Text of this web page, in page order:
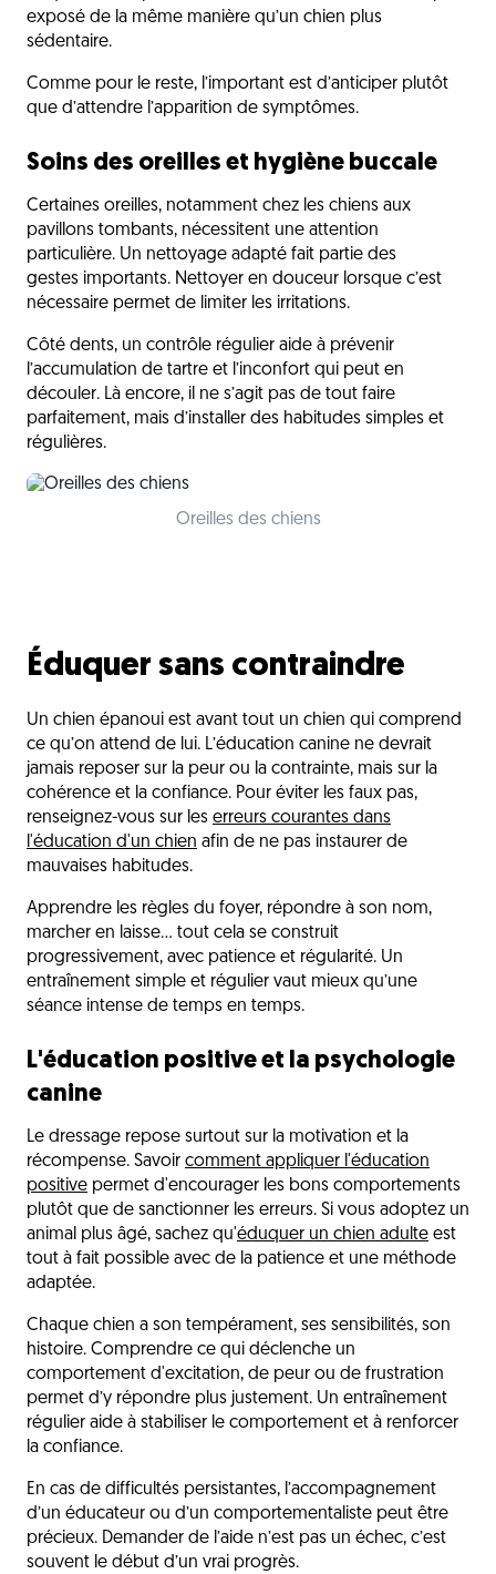
exposé de la même manière qu’un chien plus
sédentaire.
Comme pour le reste, l’important est d’anticiper plutôt
que d’attendre l’apparition de symptômes.
Soins des oreilles et hygiène buccale
Certaines oreilles, notamment chez les chiens aux
pavillons tombants, nécessitent une attention
particulière. Un nettoyage adapté fait partie des
gestes importants. Nettoyer en douceur lorsque c’est
nécessaire permet de limiter les irritations.
Côté dents, un contrôle régulier aide à prévenir
l’accumulation de tartre et l’inconfort qui peut en
découler. Là encore, il ne s’agit pas de tout faire
parfaitement, mais d’installer des habitudes simples et
régulières.
Oreilles des chiens
Éduquer sans contraindre
Un chien épanoui est avant tout un chien qui comprend
ce qu’on attend de lui. L’éducation canine ne devrait
jamais reposer sur la peur ou la contrainte, mais sur la
cohérence et la confiance. Pour éviter les faux pas,
renseignez-vous sur les erreurs courantes dans
l'éducation d'un chien afin de ne pas instaurer de
mauvaises habitudes.
Apprendre les règles du foyer, répondre à son nom,
marcher en laisse… tout cela se construit
progressivement, avec patience et régularité. Un
entraînement simple et régulier vaut mieux qu’une
séance intense de temps en temps.
L'éducation positive et la psychologie
canine
Le dressage repose surtout sur la motivation et la
récompense. Savoir comment appliquer l'éducation
positive permet d'encourager les bons comportements
plutôt que de sanctionner les erreurs. Si vous adoptez un
animal plus âgé, sachez qu'éduquer un chien adulte est
tout à fait possible avec de la patience et une méthode
adaptée.
Chaque chien a son tempérament, ses sensibilités, son
histoire. Comprendre ce qui déclenche un
comportement d'excitation, de peur ou de frustration
permet d’y répondre plus justement. Un entraînement
régulier aide à stabiliser le comportement et à renforcer
la confiance.
En cas de difficultés persistantes, l’accompagnement
d’un éducateur ou d’un comportementaliste peut être
précieux. Demander de l’aide n’est pas un échec, c’est
souvent le début d’un vrai progrès.